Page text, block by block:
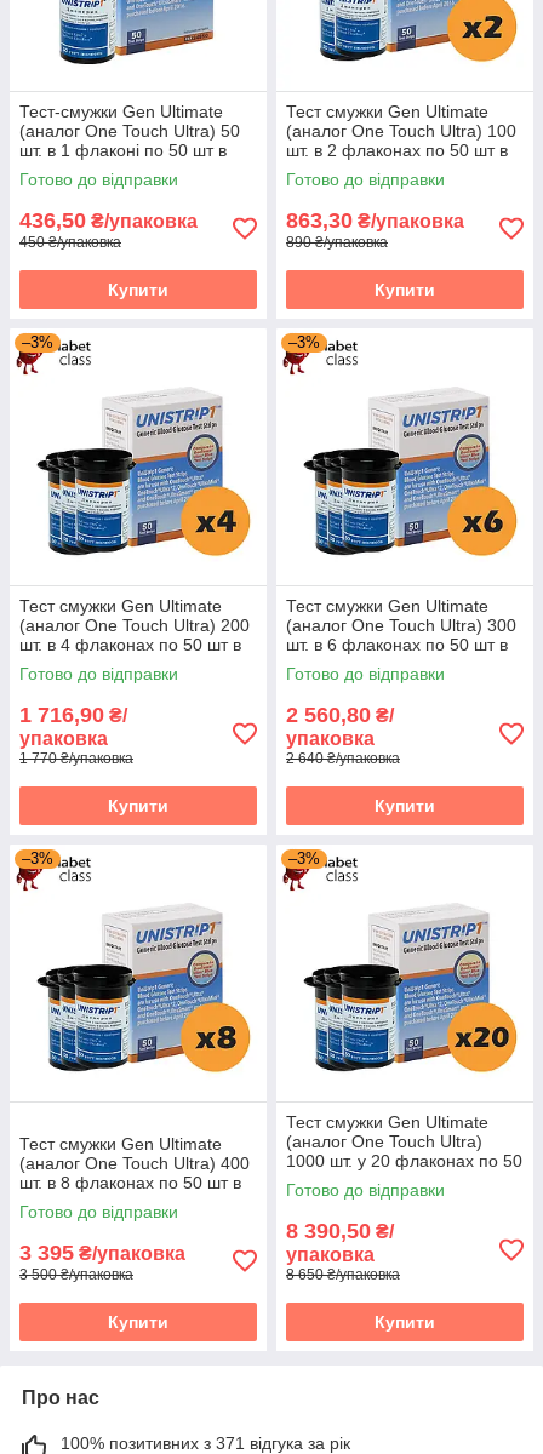
Тест-смужки Gen Ultimate
(аналог One Touch Ultra) 50
шт. в 1 флаконі по 50 шт в
упаковці
Готово до відправки
436,50 ₴/упаковка
450 ₴/упаковка
Купити
Тест смужки Gen Ultimate
(аналог One Touch Ultra) 100
шт. в 2 флаконах по 50 шт в
упаковці
Готово до відправки
863,30 ₴/упаковка
890 ₴/упаковка
Купити
–3%
Тест смужки Gen Ultimate
(аналог One Touch Ultra) 200
шт. в 4 флаконах по 50 шт в
упаковці
Готово до відправки
1 716,90 ₴/
упаковка
1 770 ₴/упаковка
Купити
–3%
Тест смужки Gen Ultimate
(аналог One Touch Ultra) 300
шт. в 6 флаконах по 50 шт в
упаковці
Готово до відправки
2 560,80 ₴/
упаковка
2 640 ₴/упаковка
Купити
–3%
Тест смужки Gen Ultimate
(аналог One Touch Ultra) 400
шт. в 8 флаконах по 50 шт в
упаковці
Готово до відправки
3 395 ₴/упаковка
3 500 ₴/упаковка
Купити
–3%
Тест смужки Gen Ultimate
(аналог One Touch Ultra)
1000 шт. у 20 флаконах по 50
шт. в пакованні
Готово до відправки
8 390,50 ₴/
упаковка
8 650 ₴/упаковка
Купити
Про нас
100% позитивних з 371 відгука за рік